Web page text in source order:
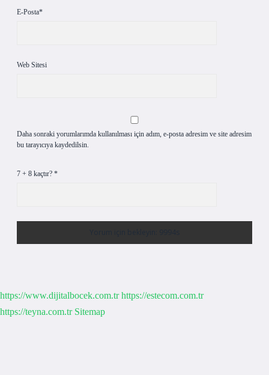
E-Posta*
Web Sitesi
Daha sonraki yorumlarımda kullanılması için adım, e-posta adresim ve site adresim
bu tarayıcıya kaydedilsin.
7 + 8 kaçtır? *
https://www.dijitalbocek.com.tr https://estecom.com.tr
https://teyna.com.tr Sitemap